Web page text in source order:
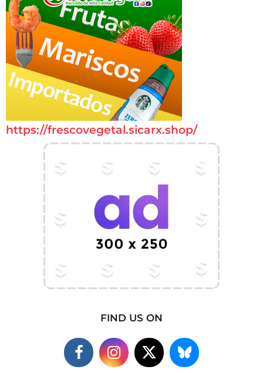
https://frescovegetal.sicarx.shop/
FIND US ON